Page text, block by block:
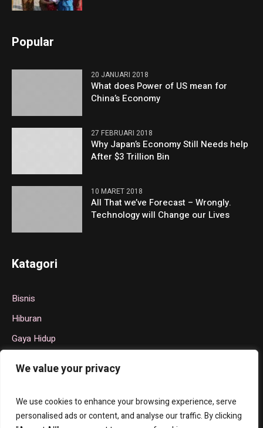
We value your privacy
We use cookies to enhance your browsing experience, serve
personalised ads or content, and analyse our traffic. By clicking
Popular
20 JANUARI 2018
What does Power of US mean for
China’s Economy
27 FEBRUARI 2018
Why Japan’s Economy Still Needs help
After $3 Trillion Bin
10 MARET 2018
All That we’ve Forecast – Wrongly.
Technology will Change our Lives
Katagori
Bisnis
Hiburan
Gaya Hidup
Olahraga